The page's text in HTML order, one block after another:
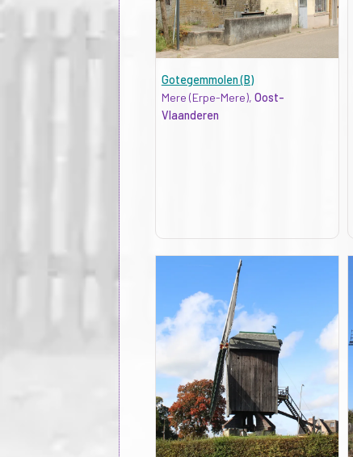
Gotegemmolen (B)
Mere (Erpe-Mere), Oost-
Vlaanderen